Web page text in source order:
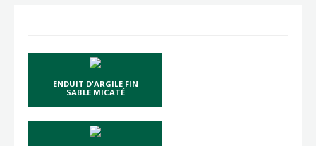
ENDUIT D'ARGILE FIN
SABLE MICATÉ